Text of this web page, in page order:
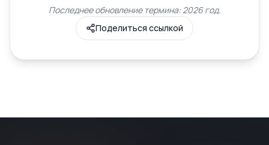
Последнее обновление термина: 2026 год.
Поделиться ссылкой